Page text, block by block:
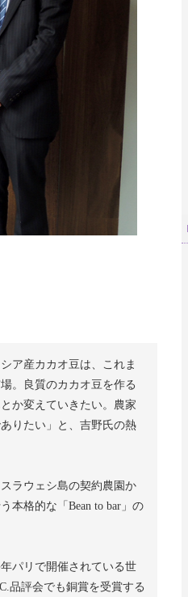
ア産カカオ豆は、これま
。良質のカカオ豆を作る
か変えていきたい。農家
りたい」と、吉野氏の熱
ラウェシ島の契約農園か
本格的な「Bean to bar」の
パリで開催されている世
品評会でも銅賞を受賞する